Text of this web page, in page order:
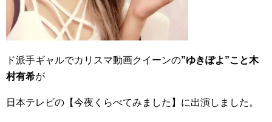
ド派手ギャルでカリスマ動画クイーンの”ゆきぽよ”こと木
村有希が
日本テレビの【今夜くらべてみました】に出演しました。